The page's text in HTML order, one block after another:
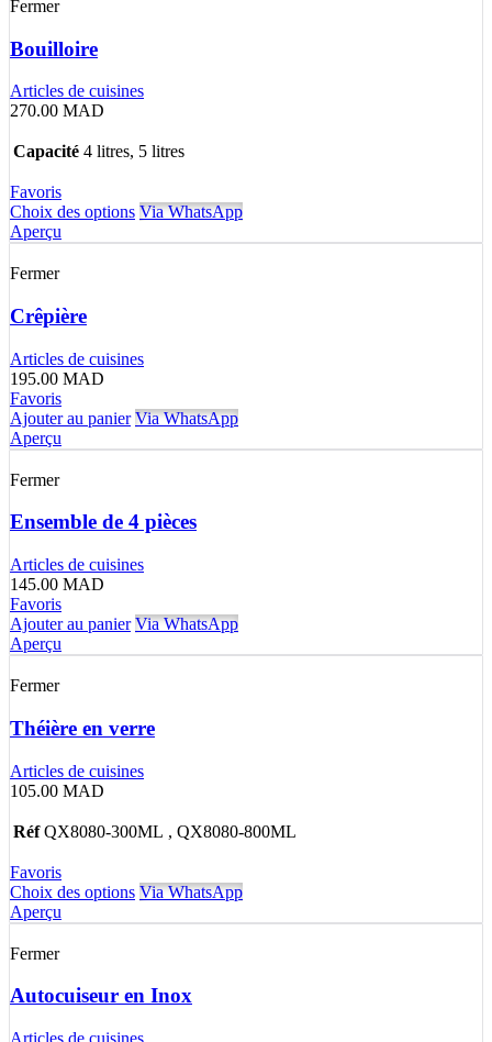
Fermer
Bouilloire
Articles de cuisines
270.00 MAD
Capacité 4 litres, 5 litres
Favoris
Choix des options Via WhatsApp
Aperçu
Fermer
Crêpière
Articles de cuisines
195.00 MAD
Favoris
Ajouter au panier Via WhatsApp
Aperçu
Fermer
Ensemble de 4 pièces
Articles de cuisines
145.00 MAD
Favoris
Ajouter au panier Via WhatsApp
Aperçu
Fermer
Théière en verre
Articles de cuisines
105.00 MAD
Réf QX8080-300ML , QX8080-800ML
Favoris
Choix des options Via WhatsApp
Aperçu
Fermer
Autocuiseur en Inox
Articles de cuisines